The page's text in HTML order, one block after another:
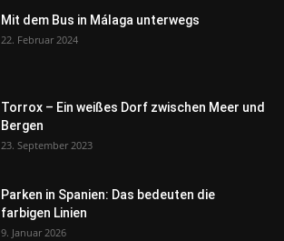
Mit dem Bus in Málaga unterwegs
22. Februar 2024
Torrox – Ein weißes Dorf zwischen Meer und
Bergen
23. September 2023
Parken in Spanien: Das bedeuten die
farbigen Linien
9. Januar 2026